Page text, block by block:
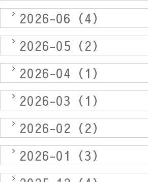
2026-06（4）
2026-05（2）
2026-04（1）
2026-03（1）
2026-02（2）
2026-01（3）